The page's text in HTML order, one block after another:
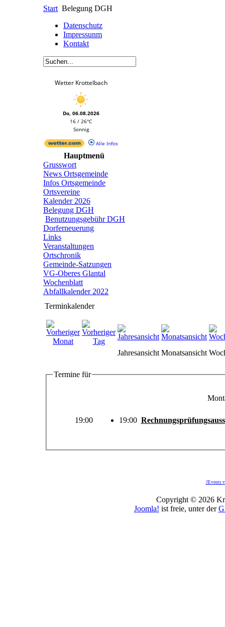
Start Belegung DGH
Datenschutz
Impressunm
Kontakt
Wetter Krottelbach
Do, 06.08.2026
16 / 26°C
Sonnig
Alle Infos
Hauptmenü
Grusswort
News Ortsgemeinde
Infos Ortsgemeinde
Ortsvereine
Kalender 2026
Belegung DGH
Benutzungsgebühr DGH
Dorferneuerung
Links
Veranstaltungen
Ortschronik
Gemeinde-Satzungen
VG-Oberes Glantal
Wochenblatt
Abfallkalender 2022
Terminkalender
Jahresansicht Monatsansicht
Termine für
19:00 19:00
JEvents
Copyright © 2026
Joomla! ist freie, unter der